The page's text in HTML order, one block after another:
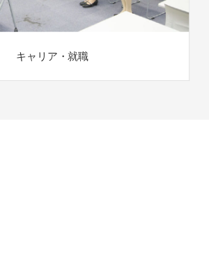
キャリア・就職